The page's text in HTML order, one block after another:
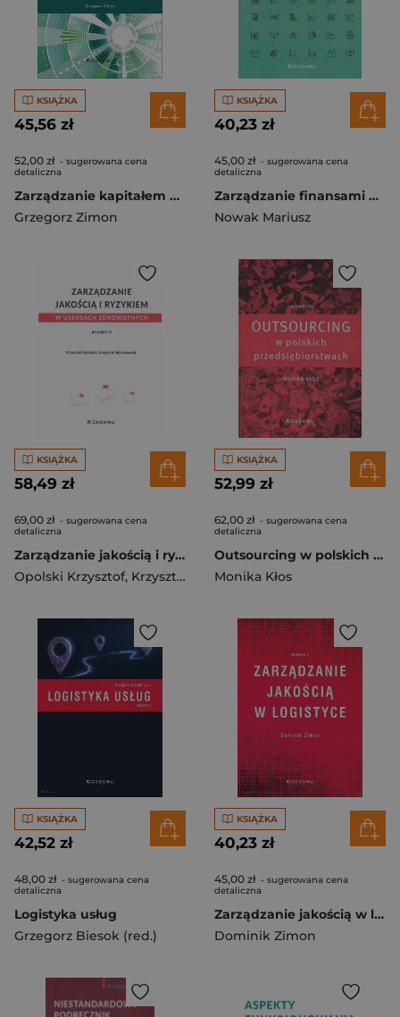
KSIĄŻKA
45,56 zł
52,00 zł - sugerowana cena
detaliczna
Zarządzanie kapitałem obrotowym w przedsiębiorstwie
Grzegorz Zimon
KSIĄŻKA
40,23 zł
45,00 zł - sugerowana cena
detaliczna
Zarządzanie finansami małych przedsiębiorstw
Nowak Mariusz
KSIĄŻKA
58,49 zł
69,00 zł - sugerowana cena
detaliczna
Zarządzanie jakością i ryzykiem w usługach zdrowotnych
Opolski Krzysztof, Krzysztof Waśniewski
KSIĄŻKA
52,99 zł
62,00 zł - sugerowana cena
detaliczna
Outsourcing w polskich przedsiębiorstwach
Monika Kłos
KSIĄŻKA
42,52 zł
48,00 zł - sugerowana cena
detaliczna
Logistyka usług
Grzegorz Biesok (red.)
KSIĄŻKA
40,23 zł
45,00 zł - sugerowana cena
detaliczna
Zarządzanie jakością w logistyce
Dominik Zimon